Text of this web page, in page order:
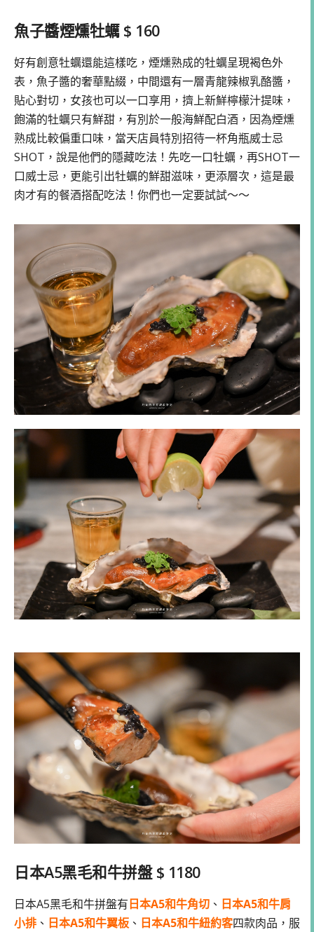
魚子醬煙燻牡蠣 $ 160
好有創意牡蠣還能這樣吃，煙燻熟成的牡蠣呈現褐色外
表，魚子醬的奢華點綴，中間還有一層青龍辣椒乳酪醬，
貼心對切，女孩也可以一口享用，擠上新鮮檸檬汁提味，
飽滿的牡蠣只有鮮甜，有別於一般海鮮配白酒，因為煙燻
熟成比較偏重口味，當天店員特別招待一杯角瓶威士忌
SHOT，說是他們的隱藏吃法！先吃一口牡蠣，再SHOT一
口威士忌，更能引出牡蠣的鮮甜滋味，更添層次，這是最
肉才有的餐酒搭配吃法！你們也一定要試試～～
日本A5黑毛和牛拼盤 $ 1180
日本A5黑毛和牛拼盤有日本A5和牛角切 、 日本A5和牛肩
小排 、 日本A5和牛翼板 、 日本A5和牛紐約客四款肉品，服